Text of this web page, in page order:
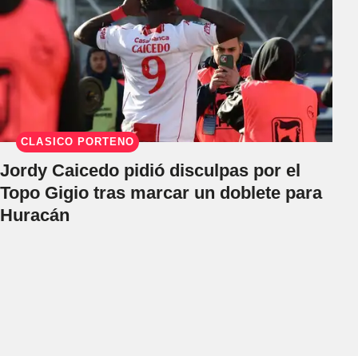
CLÁSICO PORTEÑO
Jordy Caicedo pidió disculpas por el
Topo Gigio tras marcar un doblete para
Huracán